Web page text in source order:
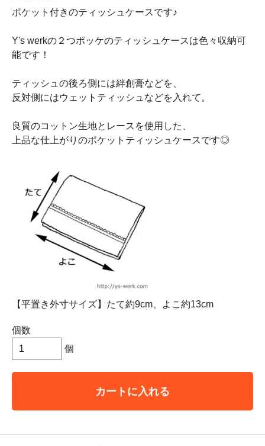
ポケット付きのティッシュケースです♪
Y's werkの２つポッケのティッシュケースは色々収納可
能です！
ティッシュの後ろ側には絆創膏などを、
反対側にはウェットティッシュなどを入れて。
良質のコットン生地とレースを使用した、
上品な仕上がりのポケットティッシュケースです◎
【平置き外寸サイズ】たて約9cm、よこ約13cm
個数
個
カートに入れる